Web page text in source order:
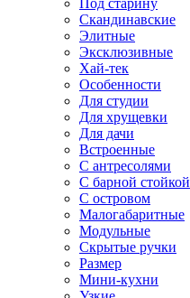
Под старину
Скандинавские
Элитные
Эксклюзивные
Хай-тек
Особенности
Для студии
Для хрущевки
Для дачи
Встроенные
С антресолями
С барной стойкой
С островом
Малогабаритные
Модульные
Скрытые ручки
Размер
Мини-кухни